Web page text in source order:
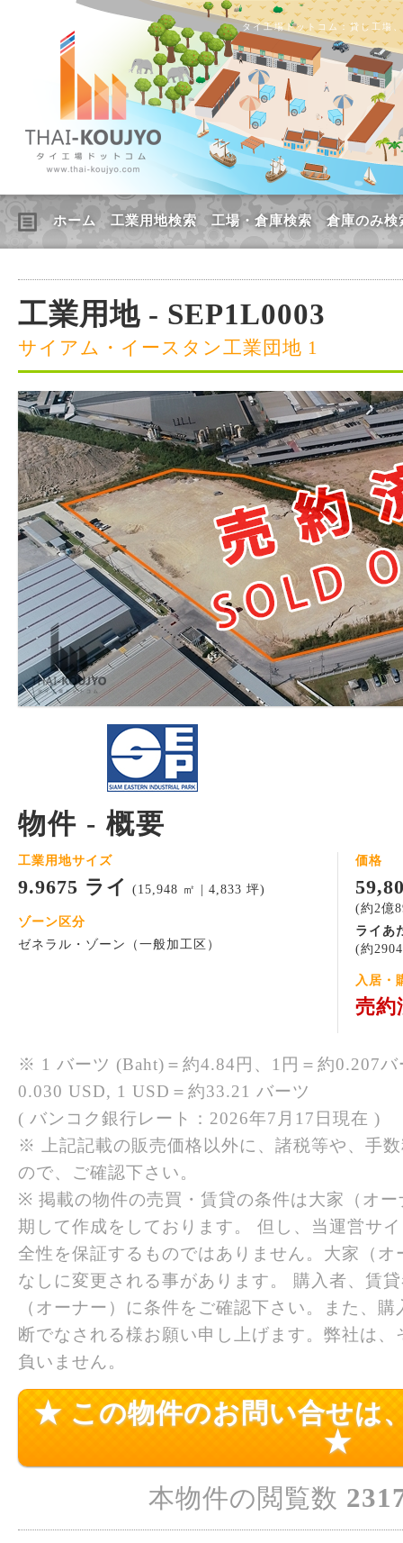
タイ工場ドットコム：貸し工場
ホーム 工業用地検索 工場・倉庫検索 倉庫のみ検
工業用地 - SEP1L0003
サイアム・イースタン工業団地 1
物件 - 概要
工業用地サイズ
9.9675 ライ (15,948 ㎡ | 4,833 坪)
ゾーン区分
ゼネラル・ゾーン（一般加工区）
価格
(約2億
ライあ
(約
入居・
売約
※ 1 バーツ (Baht)＝約4.84円、1円＝約0.207
0.030 USD, 1 USD＝約33.21 バーツ
( バンコク銀行レート：2026年7月17日現在 )
※ 上記記載の販売価格以外に、諸税等や、手
ので、ご確認下さい。
※ 掲載の物件の売買・賃貸の条件は大家（オ
期して作成をしております。 但し、当運営サ
全性を保証するものではありません。大家（
なしに変更される事があります。 購入者、賃
（オーナー）に条件をご確認下さい。また、
断でなされる様お願い申し上げます。弊社は
負いません。
★ この物件のお問い合せは
★
本物件の閲覧数